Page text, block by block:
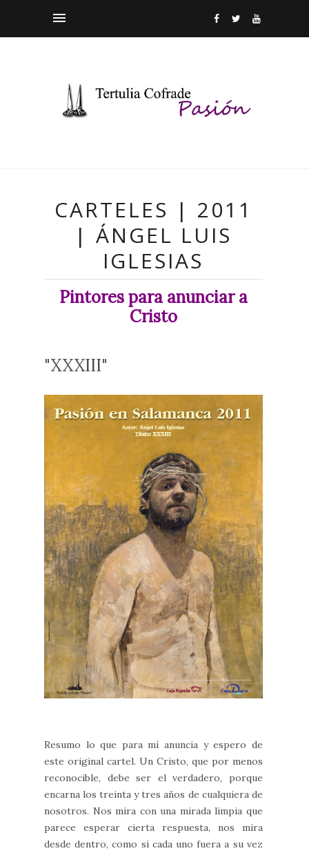
CARTELES | 2011
| ÁNGEL LUIS
IGLESIAS
Pintores para anunciar a
Cristo
"XXXIII"
Resumo lo que para mí anuncia y espero de
este original cartel. Un Cristo, que por menos
reconocible, debe ser el verdadero, porque
encarna los treinta y tres años de cualquiera de
nosotros. Nos mira con una mirada limpia que
parece esperar cierta respuesta, nos mira
desde dentro, como si cada uno fuera a su vez